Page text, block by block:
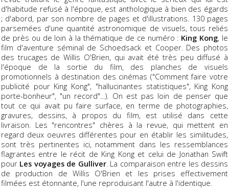
d'habitude refusé à l'époque, est anthologique à bien des égards
; d'abord, par son nombre de pages et d'illustrations. 130 pages
parsemées d'une quantité astronomique de visuels, tous reliés
de près ou de loin à la thématique de ce numéro : King Kong, le
film d'aventure séminal de Schoedsack et Cooper. Des photos
des trucages de Willis O'Brien, qui avait été très peu diffusé à
l'époque de la sortie du film, des planches de visuels
promotionnels à destination des cinémas ("Comment faire votre
publicité pour King Kong", "hallucinantes statistiques", King Kong
porte-bonheur", "un record"...). On est pas loin de penser que
tout ce qui avait pu faire surface, en terme de photographies,
gravures, dessins, à propos du film, est utilisé dans cette
livraison. Les "rencontres" chères à la revue, qui mettent en
regard deux oeuvres différentes pour en établir les similitudes,
sont très pertinentes ici, notamment dans les ressemblances
flagrantes entre le récit de King Kong et celui de Jonathan Swift
pour Les voyages de Gulliver. La comparaison entre les dessins
de production de Willis O'Brien et les prises effectivement
filmées est étonnante, l'une reproduisant l'autre à l'identique.